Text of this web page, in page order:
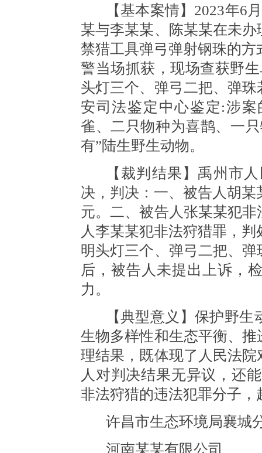
【基本案情】 2023年6
某与李某某、陈某某在未
禁猎工具弹弓弹射钢珠的
警当场抓获，现场查获野
头灯三个、弹弓二把、弹
安司法鉴定中心鉴定:涉
雀、二只物种为喜鹊、一
有”陆生野生动物。
【裁判结果】禹州市
决，判决：一、被告人胡
元。二、被告人张某某犯
人李某某犯非法狩猎罪，
明头灯三个、弹弓二把、
后，被告人未提出上诉，
力。
【典型意义】保护野
生物多样性和生态平衡、
理结果，既体现了人民法
人对判决结果无异议，还
非法狩猎的违法犯罪分子，
许昌市生态环境局襄城
河南某某有限公司